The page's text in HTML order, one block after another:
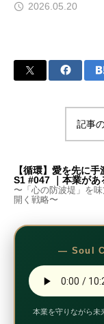
2026.05.20
記事
【循環】愛を先に
S1 #047 ｜本業があ
〜「心の防波堤」を
開く戦略〜
― Soul
本業を守りながら未